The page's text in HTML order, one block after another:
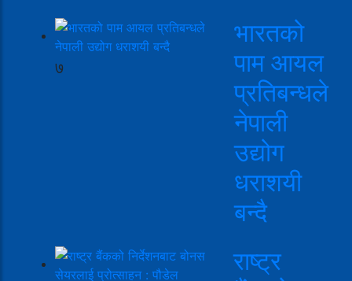
७
भारतको
पाम आयल
प्रतिबन्धले
नेपाली
उद्योग
धराशयी
बन्दै
राष्ट्र